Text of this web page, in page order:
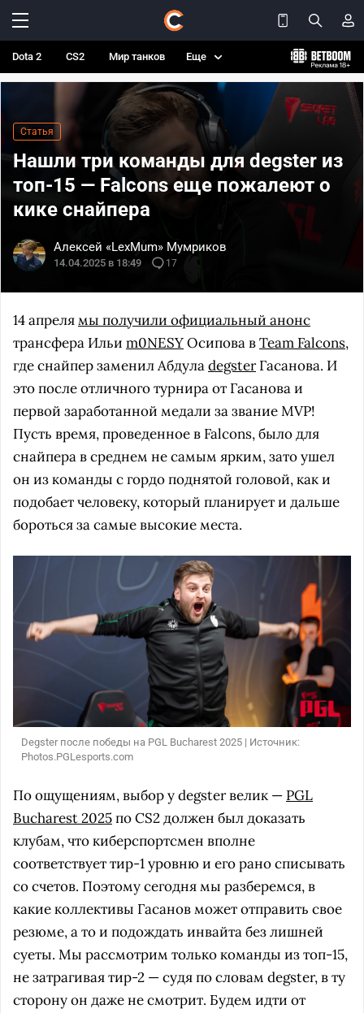
Dota 2 CS2 Мир танков Еще
Статья
Нашли три команды для degster из
топ-15 — Falcons еще пожалеют о
кике снайпера
Алексей «LexMum» Мумриков
14.04.2025 в 18:49 17
14 апрелямы получили официальный анонс
трансфера Ильи m0NESYОсипова вTeam Falcons,
где снайпер заменил АбдулаdegsterГасанова. И
это после отличного турнира от Гасанова и
первой заработанной медали за звание MVP!
Пусть время, проведенное в Falcons, было для
снайпера в среднем не самым ярким, зато ушел
он из команды с гордо поднятой головой, как и
подобает человеку, который планирует и дальше
бороться за самые высокие места.
Degster после победы на PGL Bucharest 2025 | Источник:
Photos.PGLesports.com
По ощущениям, выбор у degster велик — PGL
Bucharest 2025по CS2 должен был доказать
клубам, что киберспортсмен вполне
соответствует тир-1 уровню и его рано списывать
со счетов. Поэтому сегодня мы разберемся, в
какие коллективы Гасанов может отправить свое
резюме, а то и подождать инвайта без лишней
суеты. Мы рассмотрим только команды из топ-15,
не затрагивая тир-2 — судя по словам degster, в ту
сторону он даже не смотрит. Будем идти от